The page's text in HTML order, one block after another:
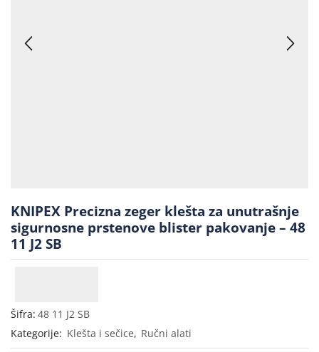
KNIPEX Precizna zeger klešta za unutrašnje
sigurnosne prstenove blister pakovanje – 48
11 J2 SB
Šifra: 48 11 J2 SB
Kategorije: Klešta i sečice, Ručni alati